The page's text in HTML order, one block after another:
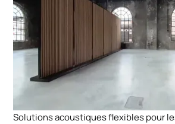
Solutions acoustiques flexibles pour